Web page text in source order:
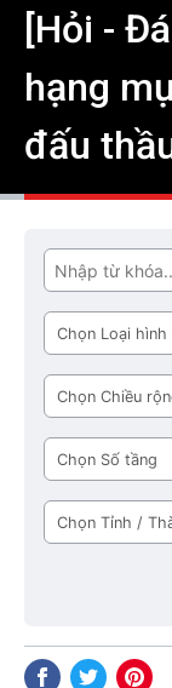
[Hỏi -
hạng
đấu
Tìm
Loại
hình
công
trình
Chiều
rộng
mặt
tiền
Số
tầng
Tỉnh
/